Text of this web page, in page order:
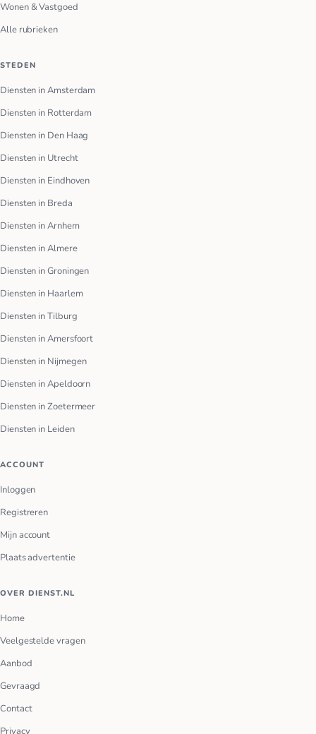
Wonen & Vastgoed
Alle rubrieken
STEDEN
Diensten in Amsterdam
Diensten in Rotterdam
Diensten in Den Haag
Diensten in Utrecht
Diensten in Eindhoven
Diensten in Breda
Diensten in Arnhem
Diensten in Almere
Diensten in Groningen
Diensten in Haarlem
Diensten in Tilburg
Diensten in Amersfoort
Diensten in Nijmegen
Diensten in Apeldoorn
Diensten in Zoetermeer
Diensten in Leiden
ACCOUNT
Inloggen
Registreren
Mijn account
Plaats advertentie
OVER DIENST.NL
Home
Veelgestelde vragen
Aanbod
Gevraagd
Contact